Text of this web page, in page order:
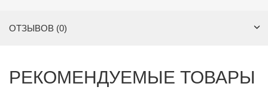
ОТЗЫВОВ (0)
РЕКОМЕНДУЕМЫЕ ТОВАРЫ